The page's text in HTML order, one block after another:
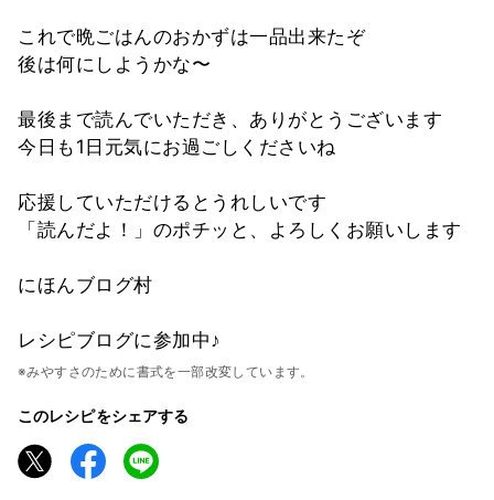
これで晩ごはんのおかずは一品出来たぞ
後は何にしようかな〜
最後まで読んでいただき、ありがとうございます
今日も1日元気にお過ごしくださいね
応援していただけるとうれしいです
「読んだよ！」のポチッと、よろしくお願いします
にほんブログ村
レシピブログに参加中♪
※みやすさのために書式を一部改変しています。
このレシピをシェアする